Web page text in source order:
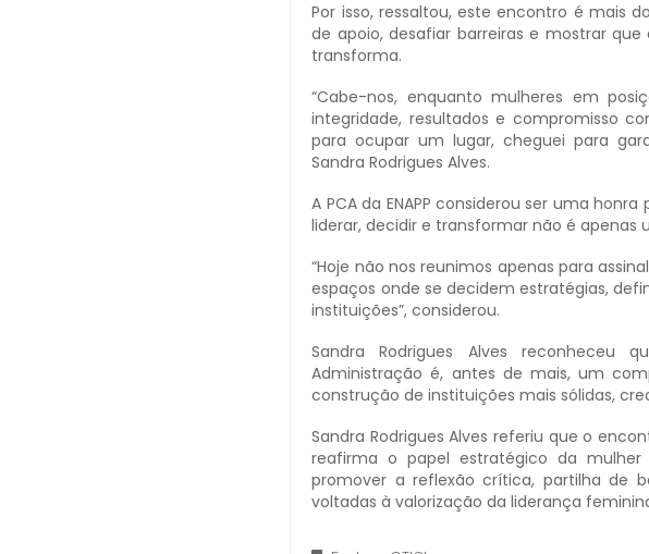
Por isso, ressaltou, este encontro é mais
de apoio, desafiar barreiras e mostrar
transforma.
“Cabe-nos, enquanto mulheres em
integridade, resultados e compromisso
para ocupar um lugar, cheguei para
Sandra Rodrigues Alves.
A PCA da ENAPP considerou ser uma
liderar, decidir e transformar não é apenas
“Hoje não nos reunimos apenas para
espaços onde se decidem estratégias,
instituições”, considerou.
Sandra Rodrigues Alves reconheceu
Administração é, antes de mais, um
construção de instituições mais sólidas,
Sandra Rodrigues Alves referiu que o
reafirma o papel estratégico da
promover a reflexão crítica, partilha de
voltadas à valorização da liderança